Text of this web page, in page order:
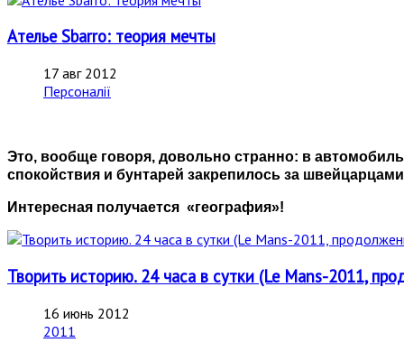
Ателье Sbarro: теория мечты
17 авг 2012
Персоналії
Это, вообще говоря, довольно странно: в
спокойствия и бунтарей закрепилось за
Интересная получается «география»!
Творить историю. 24 часа в сутки (Le Mans-2011,
16 июнь 2012
2011